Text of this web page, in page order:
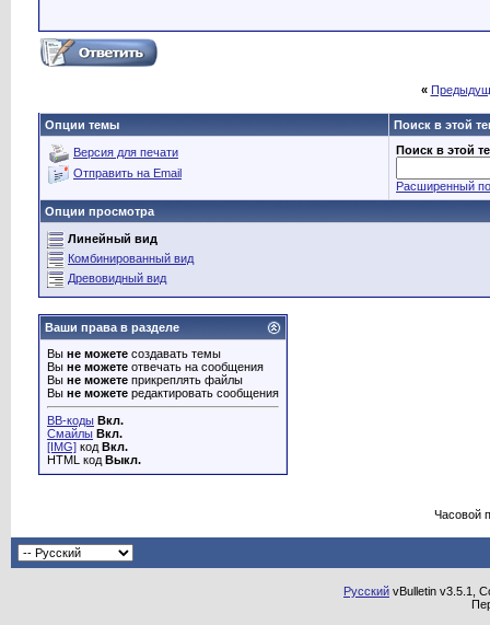
«
Опции темы Поиск в этой
Версия для печати
Отправить на Email
Поиск в этой
Расширенный
Опции просмотра
Линейный вид
Комбинированный вид
Древовидный вид
Ваши права в разделе
Вы не можете создавать темы
Вы не можете отвечать на сообщения
Вы не можете прикреплять файлы
Вы не можете редактировать сообщения
BB-коды Вкл.
Смайлы Вкл.
[IMG] код Вкл.
HTML код Выкл.
Часовой
Русский vBulletin v3.5.1,